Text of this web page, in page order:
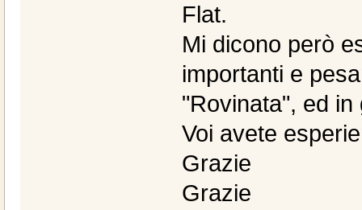
Flat.
Mi dicono però
importanti e
"Rovinata", ed
Voi avete
Grazie
Grazie